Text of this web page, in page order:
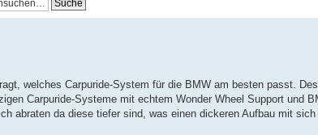
welches Carpuride-System für die BMW am besten passt.
Carpuride-Systeme mit echtem Wonder Wheel Support und
abraten da diese tiefer sind, was einen dickeren Aufbau mit